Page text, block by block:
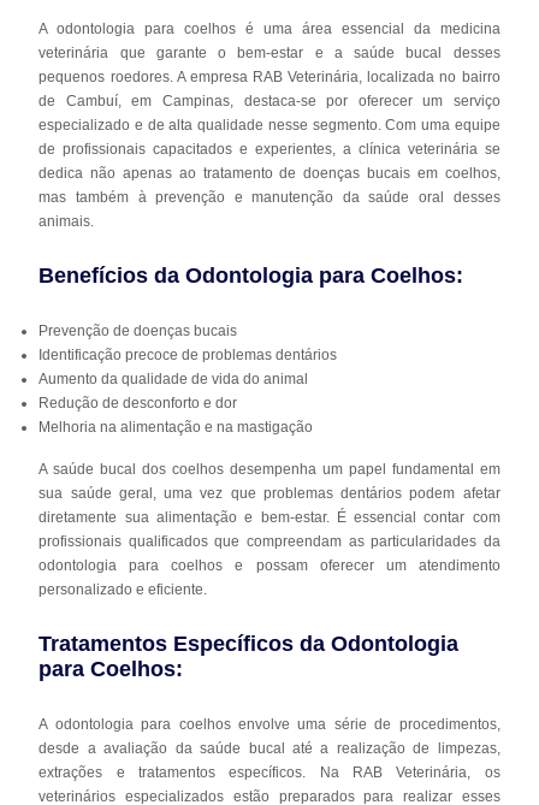
A odontologia para coelhos é uma área essencial da medicina
veterinária que garante o bem-estar e a saúde bucal desses
pequenos roedores. A empresa RAB Veterinária, localizada no bairro
de Cambuí, em Campinas, destaca-se por oferecer um serviço
especializado e de alta qualidade nesse segmento. Com uma equipe
de profissionais capacitados e experientes, a clínica veterinária se
dedica não apenas ao tratamento de doenças bucais em coelhos,
mas também à prevenção e manutenção da saúde oral desses
animais.
Benefícios da Odontologia para Coelhos:
Prevenção de doenças bucais
Identificação precoce de problemas dentários
Aumento da qualidade de vida do animal
Redução de desconforto e dor
Melhoria na alimentação e na mastigação
A saúde bucal dos coelhos desempenha um papel fundamental em
sua saúde geral, uma vez que problemas dentários podem afetar
diretamente sua alimentação e bem-estar. É essencial contar com
profissionais qualificados que compreendam as particularidades da
odontologia para coelhos e possam oferecer um atendimento
personalizado e eficiente.
Tratamentos Específicos da Odontologia
para Coelhos:
A odontologia para coelhos envolve uma série de procedimentos,
desde a avaliação da saúde bucal até a realização de limpezas,
extrações e tratamentos específicos. Na RAB Veterinária, os
veterinários especializados estão preparados para realizar esses